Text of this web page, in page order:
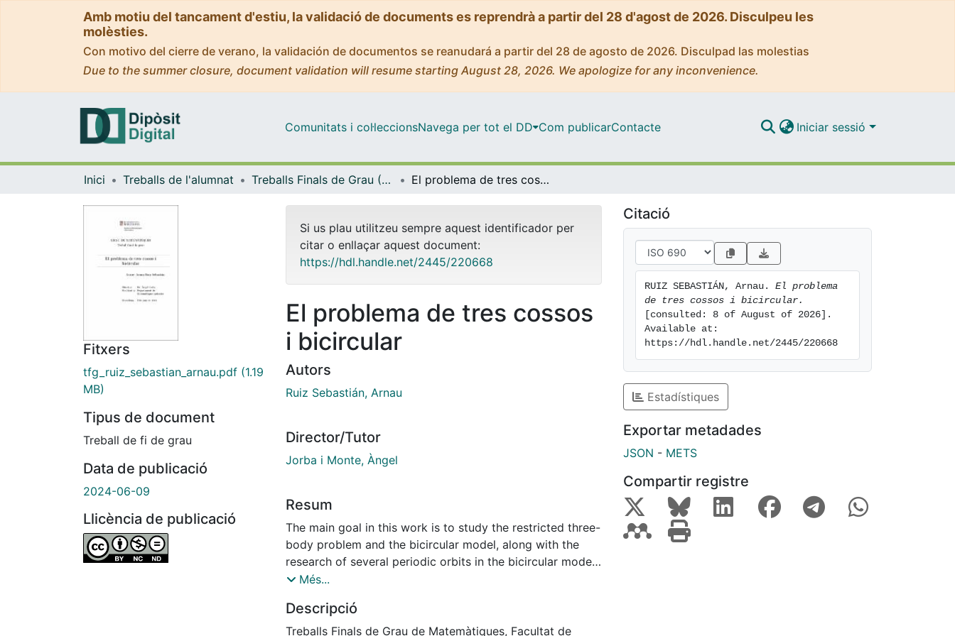
Amb motiu del tancament d'estiu, la validació de documents es reprendrà a partir del 28 d'agost de 2026. Disculpeu les
molèsties.
Con motivo del cierre de verano, la validación de documentos se reanudará a partir del 28 de agosto de 2026. Disculpad las molestias
Due to the summer closure, document validation will resume starting August 28, 2026. We apologize for any inconvenience.
Comunitats i col·leccionsNavega per tot el DD Com publicarContacte Iniciar sessió
Inici Treballs de l'alumnat Treballs Finals de Grau (TFG) - Matemàtiques El problema de tres cossos i bicircular
Fitxers
tfg_ruiz_sebastian_arnau.pdf (1.19
MB)
Tipus de document
Treball de fi de grau
Data de publicació
2024-06-09
Llicència de publicació
Si us plau utilitzeu sempre aquest identificador per
citar o enllaçar aquest document:
https://hdl.handle.net/2445/220668
El problema de tres cossos
i bicircular
Autors
Ruiz Sebastián, Arnau
Director/Tutor
Jorba i Monte, Àngel
Resum
The main goal in this work is to study the restricted three-
body problem and the bicircular model, along with the
research of several periodic orbits in the bicircular model.
From the restricted three-body problem we will treat the
coordinates, the curves of zero velocity, the equilibrium
points and their lineal stability. On the other hand, we will
Més...
Descripció
Treballs Finals de Grau de Matemàtiques, Facultat de
Citació
RUIZ SEBASTIÁN, Arnau. El problema
de tres cossos i bicircular.
[consulted: 8 of August of 2026].
Available at:
https://hdl.handle.net/2445/220668
Estadístiques
Exportar metadades
JSON - METS
Compartir registre